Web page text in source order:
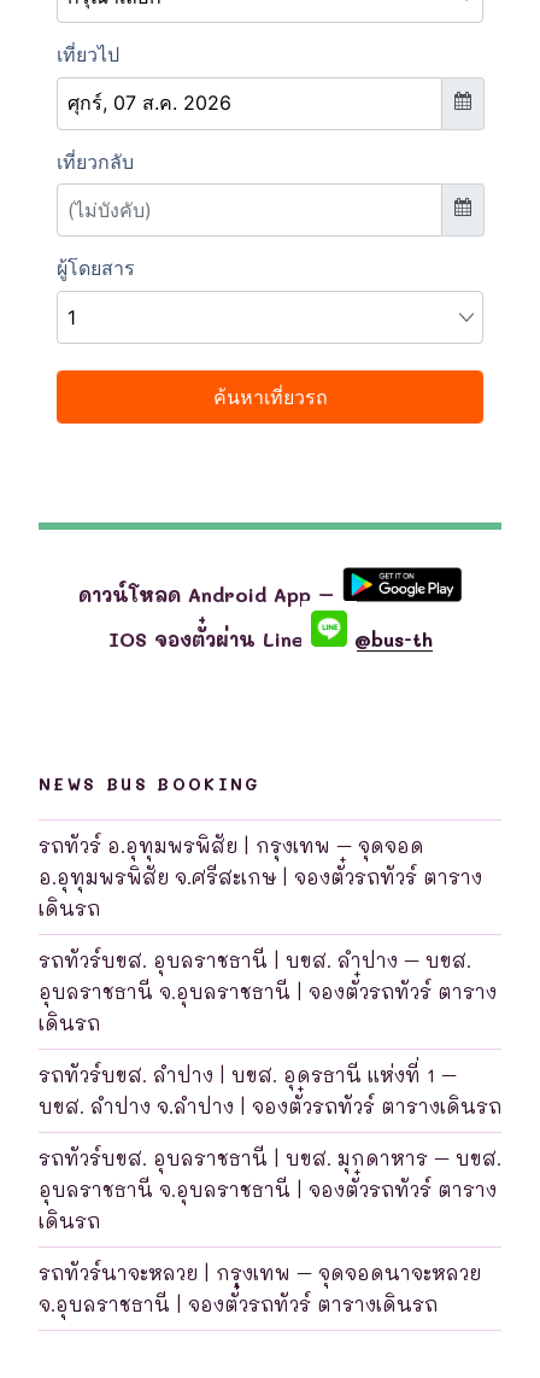
ดาวน์โหลด Android App –
IOS จองตั๋วผ่าน Line
@bus-th
NEWS BUS BOOKING
รถทัวร์ อ.อุทุมพรพิสัย | กรุงเทพ – จุดจอด
อ.อุทุมพรพิสัย จ.ศรีสะเกษ | จองตั๋วรถทัวร์ ตาราง
เดินรถ
รถทัวร์บขส. อุบลราชธานี | บขส. ลำปาง – บขส.
อุบลราชธานี จ.อุบลราชธานี | จองตั๋วรถทัวร์ ตาราง
เดินรถ
รถทัวร์บขส. ลำปาง | บขส. อุดรธานี แห่งที่ 1 –
บขส. ลำปาง จ.ลำปาง | จองตั๋วรถทัวร์ ตารางเดินรถ
รถทัวร์บขส. อุบลราชธานี | บขส. มุกดาหาร – บขส.
อุบลราชธานี จ.อุบลราชธานี | จองตั๋วรถทัวร์ ตาราง
เดินรถ
รถทัวร์นาจะหลวย | กรุงเทพ – จุดจอดนาจะหลวย
จ.อุบลราชธานี | จองตั๋วรถทัวร์ ตารางเดินรถ